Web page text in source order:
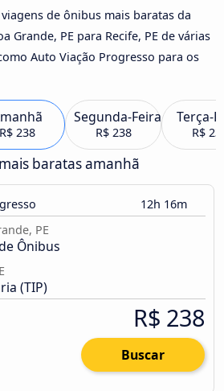
de ônibus mais baratas da
Grande, PE para Recife, PE de várias
Auto Viação Progresso para os
R$ 238
Segunda-Feira
R$ 238
Terça-
R$
baratas amanhã
12h 16m
PE
Ônibus
(TIP)
R$ 238
Buscar